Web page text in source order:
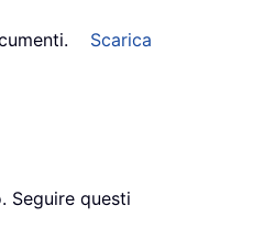
Scarica
Seguire questi